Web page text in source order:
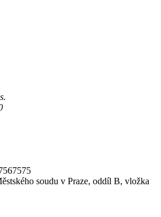
soudu v Praze, oddíl B, vložka